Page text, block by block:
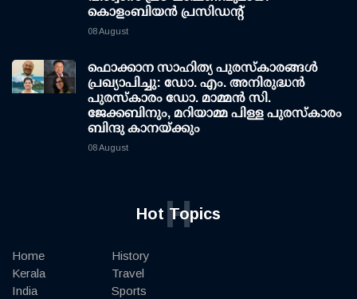
കൊളംബിയൻ പ്രസിഡന്റ്
08 August
ഫൊക്കാന സാഹിത്യ പുരസ്‌കാരങ്ങള്‍
പ്രഖ്യാപിച്ചു: ഡോ. എം. അനിരുദ്ധന്‍
പുരസ്‌കാരം ഡോ. മാമ്മന്‍ സി.
ജേക്കബിനും, മറിയാമ്മ പിള്ള പുരസ്‌കാരം
ബിന്ദു കാനയ്ക്കും
08 August
Hot Topics
H
Home
Kerala
India
History
Travel
Sports